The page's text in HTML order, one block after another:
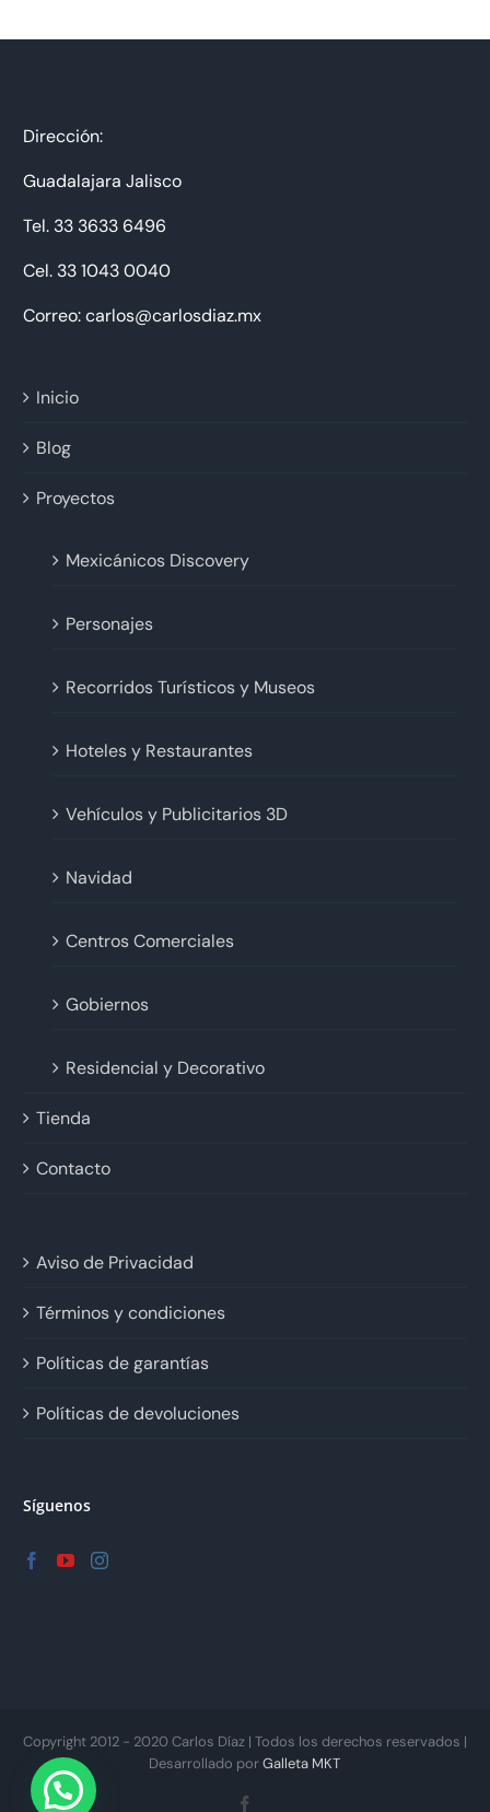
Dirección:
Guadalajara Jalisco
Tel. 33 3633 6496
Cel. 33 1043 0040
Correo: carlos@carlosdiaz.mx
Inicio
Blog
Proyectos
Mexicánicos Discovery
Personajes
Recorridos Turísticos y Museos
Hoteles y Restaurantes
Vehículos y Publicitarios 3D
Navidad
Centros Comerciales
Gobiernos
Residencial y Decorativo
Tienda
Contacto
Aviso de Privacidad
Términos y condiciones
Políticas de garantías
Políticas de devoluciones
Síguenos
Copyright 2012 - 2020 Carlos Díaz | Todos los derechos reservados |
Desarrollado porGalleta MKT